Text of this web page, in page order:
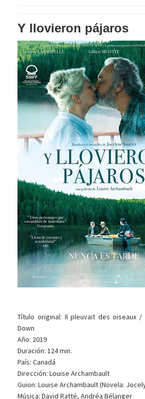
Y llovieron pájaros
Título original: Il pleuvait des oiseaux /
Down
Año: 2019
Duración: 124 min.
País: Canadá
Dirección: Louise Archambault
Guion: Louise Archambault (Novela:
Música: David Ratté, Andréa Bélanger